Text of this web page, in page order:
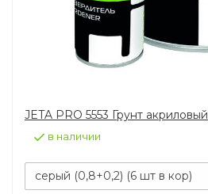
JETA PRO 5553 Грунт акриловый
в наличии
серый (0,8+0,2) (6 шт в кор)